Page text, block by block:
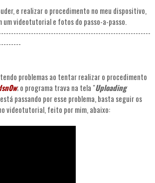
e realizar o procedimento no meu dispositivo,
um videotutorial e fotos do passo-a-passo.
problemas ao tentar realizar o procedimento
; o programa trava na tela "Uploading
passando por esse problema, basta seguir os
videotutorial, feito por mim, abaixo: